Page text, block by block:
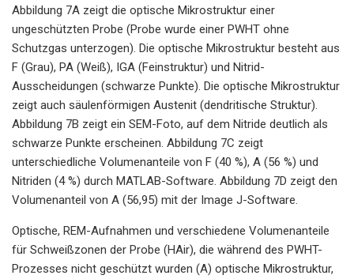
Abbildung 7A zeigt die optische Mikrostruktur einer
ungeschützten Probe (Probe wurde einer PWHT ohne
Schutzgas unterzogen). Die optische Mikrostruktur besteht aus
F (Grau), PA (Weiß), IGA (Feinstruktur) und Nitrid-
Ausscheidungen (schwarze Punkte). Die optische Mikrostruktur
zeigt auch säulenförmigen Austenit (dendritische Struktur).
Abbildung 7B zeigt ein SEM-Foto, auf dem Nitride deutlich als
schwarze Punkte erscheinen. Abbildung 7C zeigt
unterschiedliche Volumenanteile von F (40 %), A (56 %) und
Nitriden (4 %) durch MATLAB-Software. Abbildung 7D zeigt den
Volumenanteil von A (56,95) mit der Image J-Software.
Optische, REM-Aufnahmen und verschiedene Volumenanteile
für Schweißzonen der Probe (HAir), die während des PWHT-
Prozesses nicht geschützt wurden (A) optische Mikrostruktur,